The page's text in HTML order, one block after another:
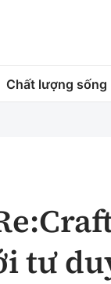
Chất lượng sống
Hàng không
Đường sắt
tư